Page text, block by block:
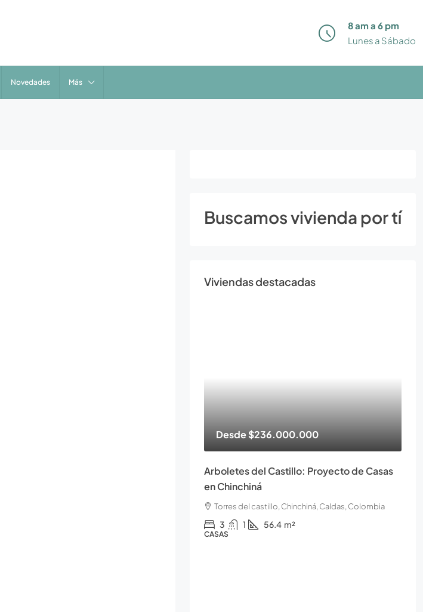
8 am a 6 pm
Lunes a Sábado
Novedades Más
Buscamos vivienda por tí
Viviendas destacadas
Desde$236.000.000
Arboletes del Castillo: Proyecto de Casas
en Chinchiná
Torres del castillo, Chinchiná, Caldas, Colombia
3 1 56.4 m²
CASAS